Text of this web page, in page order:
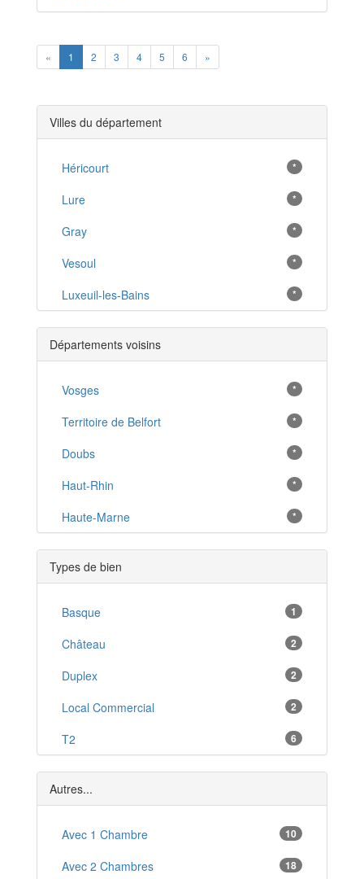
« Previous
1 2 3 4 5 6 »
Villes du département
Héricourt *
Lure *
Gray *
Vesoul *
Luxeuil-les-Bains *
Jussey *
Dampierre-sur-Salon *
Port-sur-Saône *
Arc-lès-Gray *
Champagney *
Gy *
Vauvillers *
Lavoncourt *
Champlitte *
Vellefaux *
Villersexel *
Mélisey *
Combeaufontaine *
Plancher-Bas *
Faucogney-et-la-Mer *
Départements voisins
Vosges *
Territoire de Belfort *
Doubs *
Haut-Rhin *
Haute-Marne *
Types de bien
Basque 1
Château 2
Duplex 2
Local Commercial 2
T2 6
T3 15
T4 7
T5 8
T6 4
Autres...
Avec 1 Chambre 10
Avec 2 Chambres 18